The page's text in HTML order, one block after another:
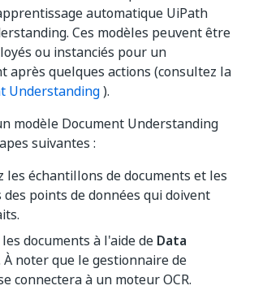
automatique UiPath
Ces modèles peuvent être
ou instanciés pour un
après quelques actions (consultez la
Understanding).
modèle Document Understanding
suivantes :
les échantillons de documents et les
des points de données qui doivent
documents à l'aide de Data
À noter que le gestionnaire de
connectera à un moteur OCR.